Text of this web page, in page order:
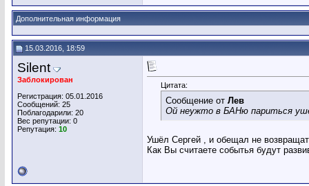
Дополнительная информация
15.03.2016, 18:59
Silent
Заблокирован
Регистрация: 05.01.2016
Сообщений: 25
Поблагодарили: 20
Вес репутации: 0
Репутация: 10
Цитата:
Сообщение от Лев
Ой неужто в БАНю париться
Ушёл Сергей , и обещал не
Как Вы считаете событья будут